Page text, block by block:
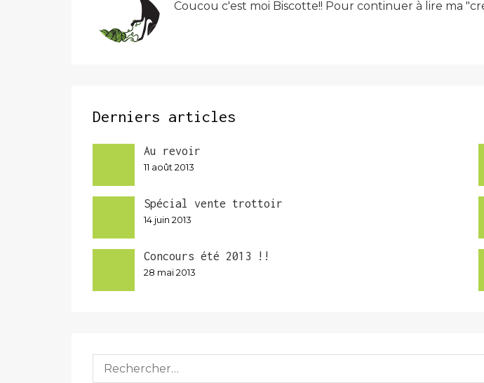
Coucou c'est moi Biscotte!! Pour continuer à lire ma
Derniers articles
Au revoir
11 août 2013
Spécial vente trottoir
14 juin 2013
Concours été 2013 !!
28 mai 2013
Rechercher :